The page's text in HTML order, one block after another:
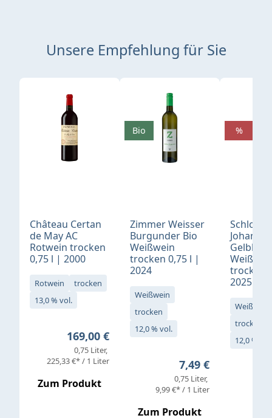
Unsere Empfehlung für Sie
Produktgalerie überspringen
Château Certan
de May AC
Rotwein trocken
0,75 l | 2000
Rotwein
trocken
13,0 % vol.
Regulärer Preis:
169,00 €
0,75 Liter
225,33 €* / 1 Liter
Zum Produkt
Zimmer Weisser
Burgunder Bio
Weißwein
trocken 0,75 l |
2024
Weißwein
trocken
12,0 % vol.
Regulärer Preis:
7,49 €
0,75 Liter
9,99 €* / 1 Liter
Zum Produkt
Bio
Schloß
Gelblack
trocken
2025
Weißwein
trocken
12,0 % vol.
%